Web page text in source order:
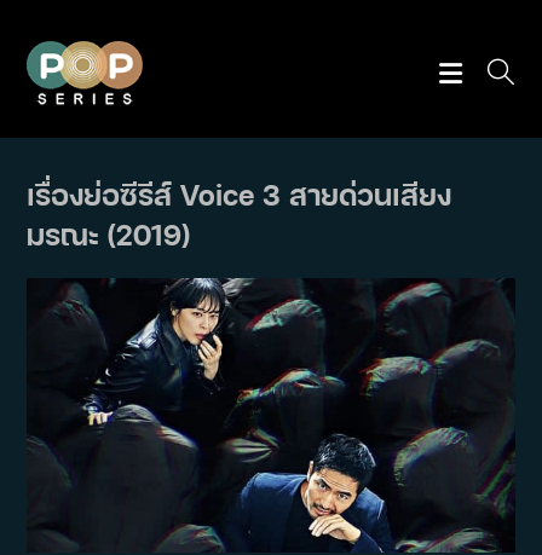
content
เรื่องย่อซีรีส์ Voice 3 สายด่วนเสียง
มรณะ (2019)